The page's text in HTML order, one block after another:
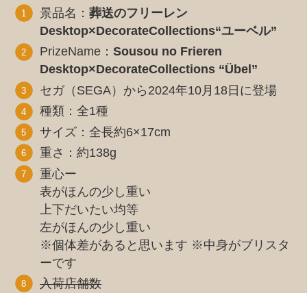
景品名：葬送のフリーレン
Desktop×DecorateCollections“ユーベル”
PrizeName：Sousou no Frieren
Desktop×DecorateCollections “Übel”
セガ（SEGA）から2024年10月18日に登場
種類：全1種
サイズ：全長約6×17cm
重さ：約138g
重心ー
表がほんの少し重い
上下だいたい均等
左がほんの少し重い
※個体差があると思います ※中身がブリスタ
ーです
入荷店舗数